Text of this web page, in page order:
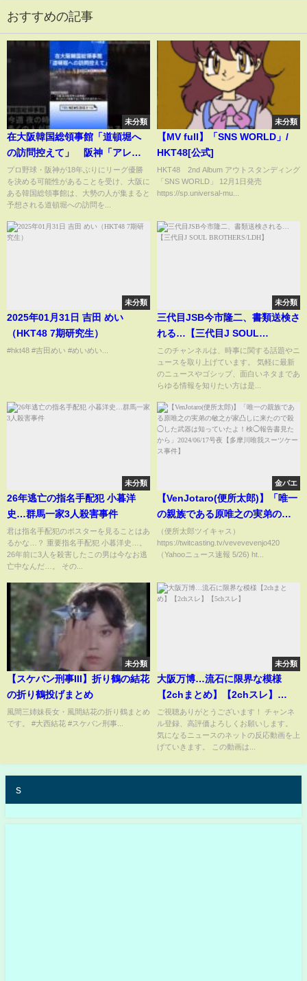
おすすめの記事
未分類
在大阪韓国総領事館「道頓堀へ
の訪問控えて」 阪神「アレ」
目前で注意呼びかけ | TBS
NEWS DIG #shorts
プロ野球・阪神が18年ぶりにリーグ優勝
を決める可能性があることを受け、大阪に
ある韓国総領事館は、大勢の人が集まると
予想される道頓堀への訪問を...
未分類
【MV full】「SNS WORLD」/
HKT48[公式]
HKT48 2nd Album アウトスタンディング
「SNS WORLD」 12月1日発売
https://sp.universal-mu...
未分類
2025年01月31日 吉田 めい
（HKT48 7期研究生）
#hkt48 #吉田めい #めいめい...
未分類
三代目JSB今市隆二、書類送検さ
れる…【三代目J SOUL
BROTHERS/LDH】
このチャンネルは、時事に関する話題やニ
ュースを取り上げています。 気軽に最新
のニュースやゴシップ、面白いネタまであ
らゆる情報を知りたい方は是...
未分類
26年逃亡の指名手配犯 小暮洋
史…群馬一家3人殺害事件
君は指名手配犯のポスターを見ることはあ
るかな…？ 重要指名手配犯 小暮洋史…。
26年前に3人を殺害したこの男は今なお逃
亡中なんだ…。 その...
金バエ
【VenJotaro(便所太郎)】「唯一
の親族である原唯之の実弟の敏
之が家凸しに来たので殺◯した
武器は知っていたよ！検◯報告
書見たから」2024/06/17号夜
件】
（便所太郎ツイキャス）
https://twitcasting.tv/vevevevenjo420
（Yahooニュース速報 5/26) ht...
未分類
【スケバン刑事III】折り鶴の結花
の折り鶴投げまとめ
風間三姉妹長女・風間結花の折り鶴まとめ
です。 #大西結花 #スケバン刑事...
未分類
大阪万博…流石に限界な模様
【2chまとめ】【2chスレ】
【5chスレ】
ご視聴ありがとうございます！ チャンネ
ル登録、高評価よろしくお願いします。
気になるニュースのネットの反応動画を上
げていきます。 この動画は...
s